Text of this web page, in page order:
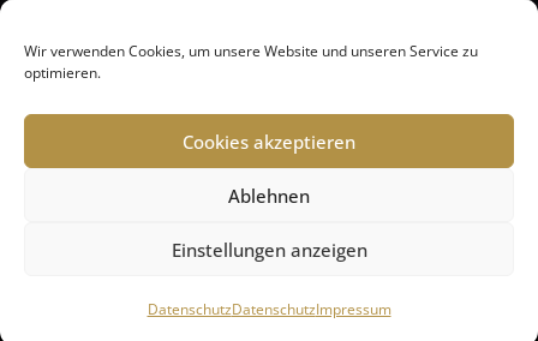
Wir verwenden Cookies, um unsere Website und unseren Service zu
optimieren.
Cookies akzeptieren
Ablehnen
Einstellungen anzeigen
DatenschutzDatenschutzImpressum
11:30 – 14:00 Uhr
Abends: nach Vereinbarung / Buchung